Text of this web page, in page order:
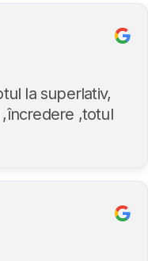
la superlativ,
,totul